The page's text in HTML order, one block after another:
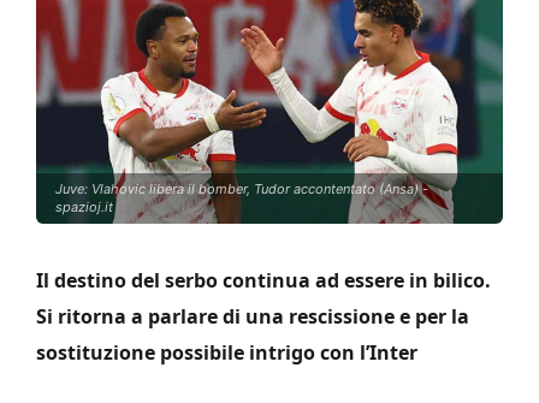
Juve: Vlahovic libera il bomber, Tudor accontentato (Ansa) -
spazioj.it
Il destino del serbo continua ad essere in bilico.
Si ritorna a parlare di una rescissione e per la
sostituzione possibile intrigo con l’Inter